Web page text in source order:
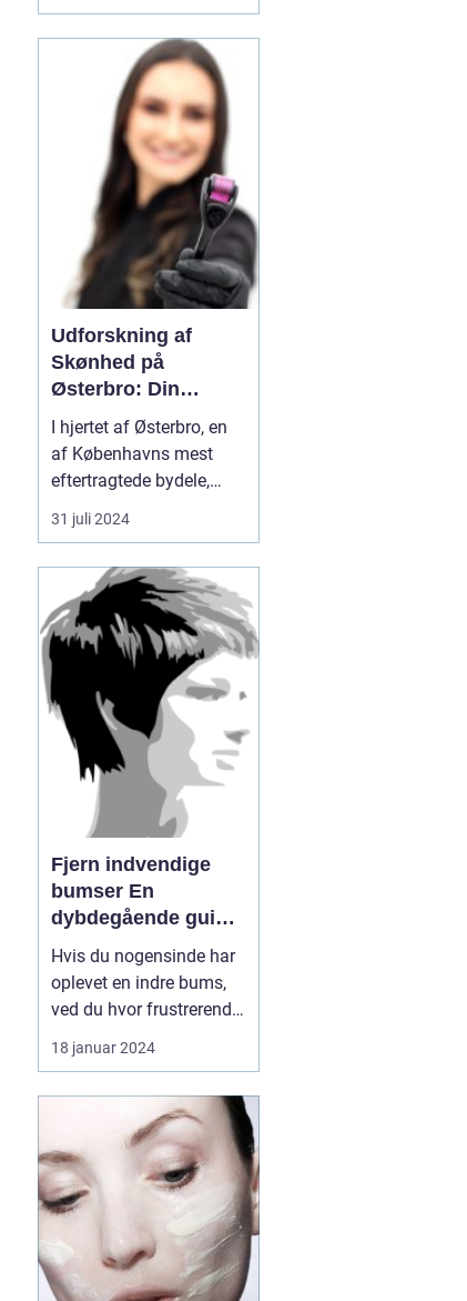
tidskrævende proces
med traditionel
hårfjerning. I Hillerød er
Udforskning af
Skønhed på
Østerbro: Din
Destination for
Æstetiske
Behandlinger
I hjertet af Østerbro, en
af Københavns mest
eftertragtede bydele,
blomstrer et evigt
førsteklasses tilbud
og æstetiske
behandlinger. Med fuldt
fristed for
skønhedssøgende og
dem...
31 juli 2024
Fjern indvendige
bumser En
dybdegående guide
til smuk hud
Hvis du nogensinde har
oplevet en indre bums,
ved du hvor frustrerende
og smertefuldt det kan
være. Disse indre
subkutane bumser, kan
være svære at fjerne og
kan efterlade ar og
mærker på huden. I
denne artikel vil vi
uddybe al...
18 januar 2024